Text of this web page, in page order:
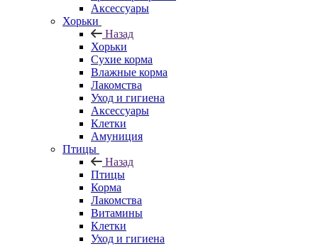
Аксессуары
Хорьки
Назад
Хорьки
Сухие корма
Влажные корма
Лакомства
Уход и гигиена
Аксессуары
Клетки
Амуниция
Птицы
Назад
Птицы
Корма
Лакомства
Витамины
Клетки
Уход и гигиена